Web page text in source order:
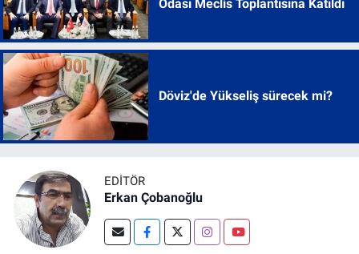
Odası Meclis Toplantısına Katıldı
Döviz'de Yükseliş sürecek mi?
EDITÖR
Erkan Çobanoğlu